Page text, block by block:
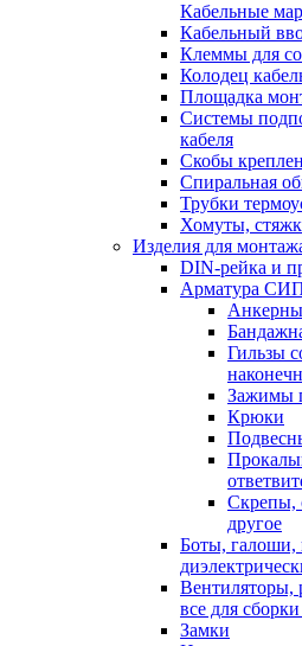
Кабельные
Кабельный
Клеммы для
Колодец
Площадка
Системы
кабеля
Скобы
Спиральная
Трубки
Хомуты,
Изделия для
DIN-рейка и
Арматура
Гильзы
Зажимы
Крюки
Скрепы,
другое
Боты, галоши,
Вентиляторы,
все для
Замки